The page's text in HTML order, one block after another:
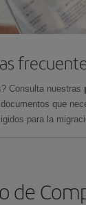
Consulta nuestras
que
para la
de